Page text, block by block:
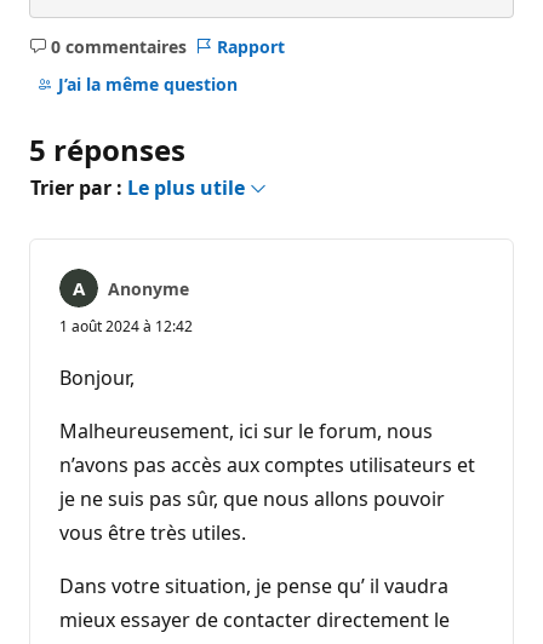
0 commentaires
Aucun
commentaire
Rapport
J’ai la même question
5 réponses
Trier par : Le plus utile
Anonyme
1 août 2024 à 12:42
Bonjour,
Malheureusement, ici sur le forum, nous
n’avons pas accès aux comptes utilisateurs et
je ne suis pas sûr, que nous allons pouvoir
vous être très utiles.
Dans votre situation, je pense qu’ il vaudra
mieux essayer de contacter directement le